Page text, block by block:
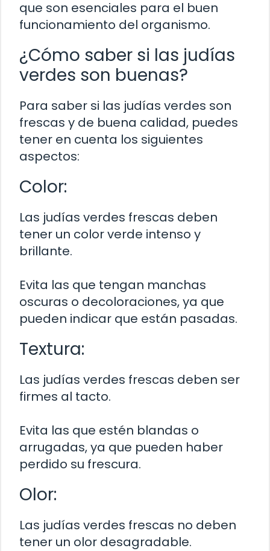
que son esenciales para el buen
funcionamiento del organismo.
¿Cómo saber si las judías
verdes son buenas?
Para saber si las judías verdes son
frescas y de buena calidad, puedes
tener en cuenta los siguientes
aspectos:
Color:
Las judías verdes frescas deben
tener un color verde intenso y
brillante.
Evita las que tengan manchas
oscuras o decoloraciones, ya que
pueden indicar que están pasadas.
Textura:
Las judías verdes frescas deben ser
firmes al tacto.
Evita las que estén blandas o
arrugadas, ya que pueden haber
perdido su frescura.
Olor:
Las judías verdes frescas no deben
tener un olor desagradable.